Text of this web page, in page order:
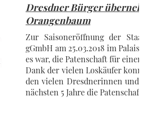
Dresdner Bürger
Orangenbaum
Zur Saisoneröffnung der
gGmbH am 25.03.2018 im
es war, die Patenschaft für
Dank der vielen Loskäufer
den vielen Dresdnerinnen und
nächsten 5 Jahre die